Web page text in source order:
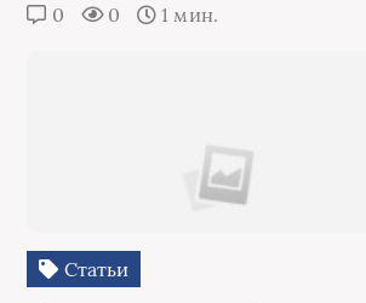
0 0 1 мин.
Статьи